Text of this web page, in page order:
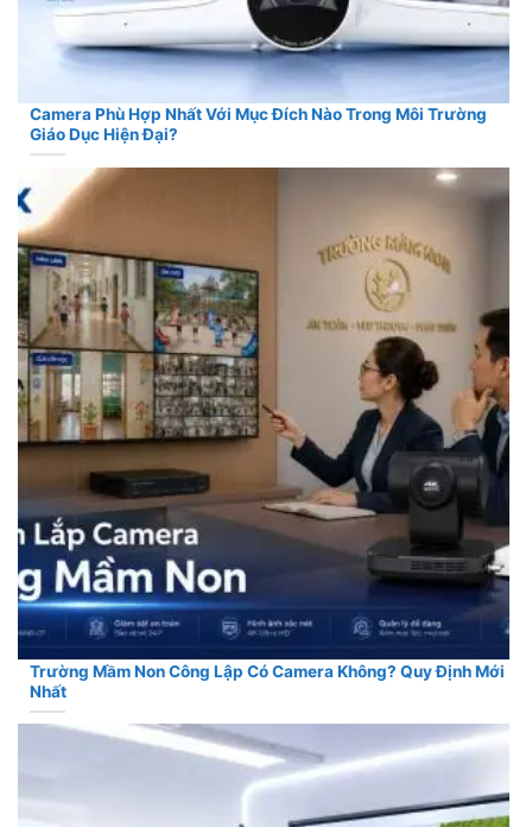
Camera Phù Hợp Nhất Với Mục Đích Nào Trong Môi Trường
Giáo Dục Hiện Đại?
Trường Mầm Non Công Lập Có Camera Không? Quy Định Mới
Nhất